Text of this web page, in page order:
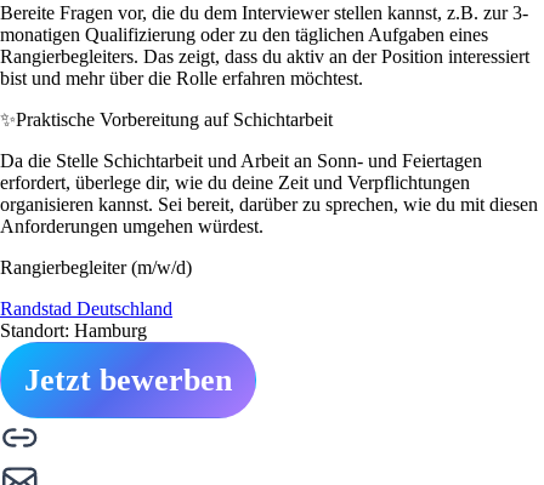
Bereite Fragen vor, die du dem Interviewer stellen kannst, z.B. zur 3-
monatigen Qualifizierung oder zu den täglichen Aufgaben eines
Rangierbegleiters. Das zeigt, dass du aktiv an der Position interessiert
bist und mehr über die Rolle erfahren möchtest.
✨Praktische Vorbereitung auf Schichtarbeit
Da die Stelle Schichtarbeit und Arbeit an Sonn- und Feiertagen
erfordert, überlege dir, wie du deine Zeit und Verpflichtungen
organisieren kannst. Sei bereit, darüber zu sprechen, wie du mit diesen
Anforderungen umgehen würdest.
Rangierbegleiter (m/w/d)
Randstad Deutschland
Standort: Hamburg
Jetzt bewerben